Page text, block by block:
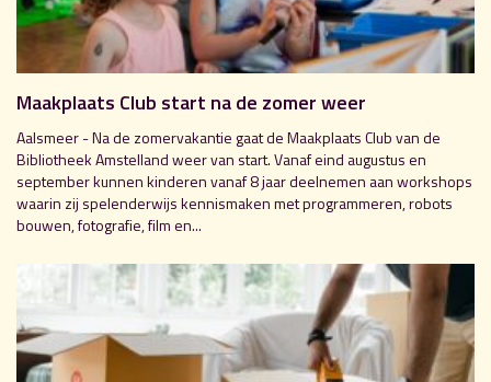
Maakplaats Club start na de zomer weer
Aalsmeer - Na de zomervakantie gaat de Maakplaats Club van de
Bibliotheek Amstelland weer van start. Vanaf eind augustus en
september kunnen kinderen vanaf 8 jaar deelnemen aan workshops
waarin zij spelenderwijs kennismaken met programmeren, robots
bouwen, fotografie, film en...